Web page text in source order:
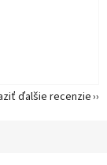
ďalšie recenzie